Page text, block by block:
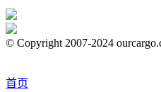
© Copyright 2007-2024
首页